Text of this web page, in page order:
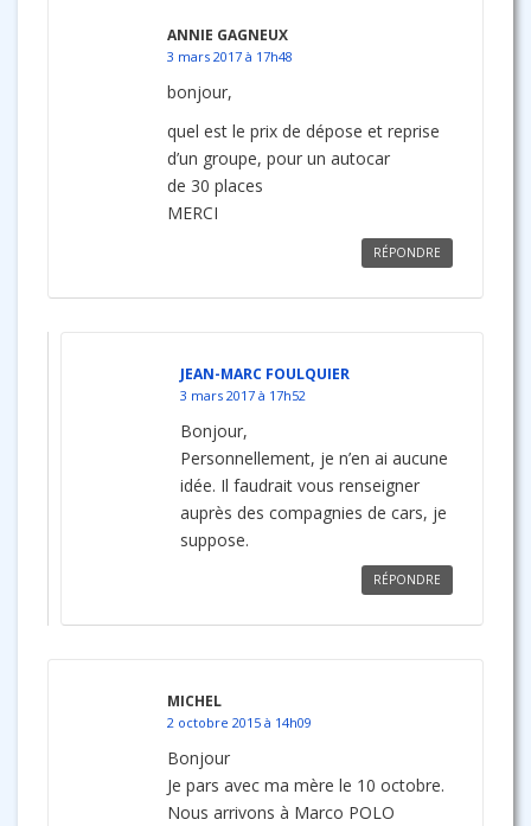
ANNIE GAGNEUX
3 mars 2017 à 17h48
bonjour,
quel est le prix de dépose et reprise
d’un groupe, pour un autocar
de 30 places
MERCI
RÉPONDRE
JEAN-MARC FOULQUIER
3 mars 2017 à 17h52
Bonjour,
Personnellement, je n’en ai aucune
idée. Il faudrait vous renseigner
auprès des compagnies de cars, je
suppose.
RÉPONDRE
MICHEL
2 octobre 2015 à 14h09
Bonjour
Je pars avec ma mère le 10 octobre.
Nous arrivons à Marco POLO